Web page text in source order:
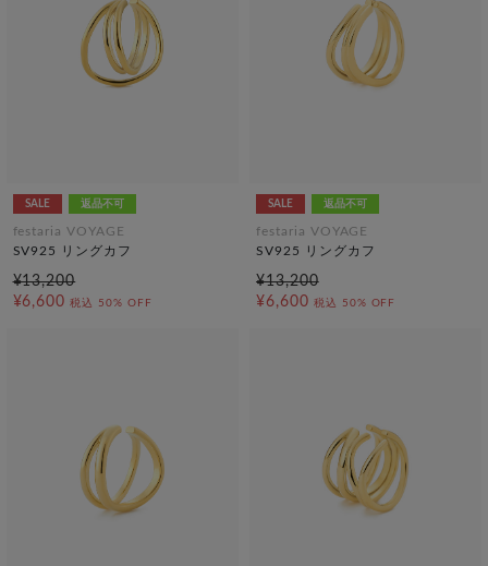
SALE 返品不可
festaria VOYAGE
SV925 リングカフ
¥13,200
¥6,600 税込 50% OFF
SALE 返品不可
festaria VOYAGE
SV925 リングカフ
¥13,200
¥6,600 税込 50% OFF